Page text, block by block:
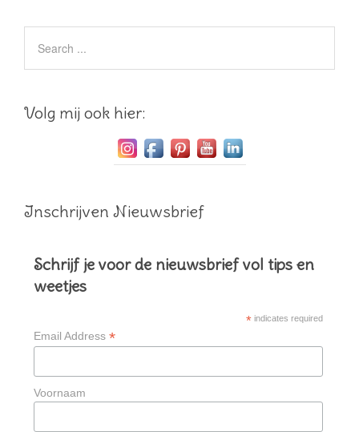
Volg mij ook hier:
Inschrijven Nieuwsbrief
Schrijf je voor de nieuwsbrief vol tips en
weetjes
*indicates required
Email Address *
Voornaam